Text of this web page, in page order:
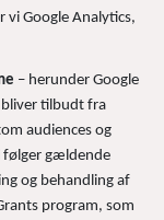
vi Google Analytics,
– herunder Google
tilbudt fra
audiences og
følger gældende
og behandling af
program, som